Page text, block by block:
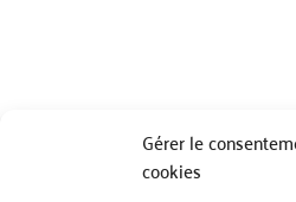
Gérer le
cookies